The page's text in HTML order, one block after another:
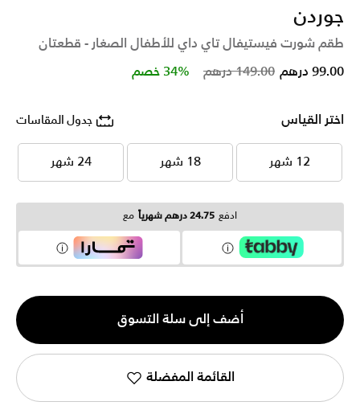
جوردن
طقم شورت فيستيفال تاي داي للأطفال الصغار - قطعتان
Price reduced from
149.00 درهم to 99.00 درهم 34% خصم
اختر القياس جدول المقاسات
12 شهر 12 شهر 18 شهر 18 شهر 24 شهر 24 شهر
ادفع 24.75 درهم شهرياً مع
الكمية
1
أضف إلى سلة التسوق
القائمة المفضلة